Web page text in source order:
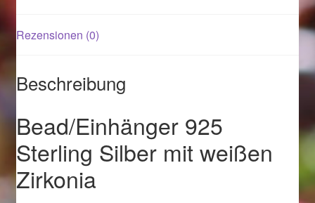
Magisches und Festliches zu Halloween 2021
Logout
Ostergeschenke finden für Ostern 2015
Rezensionen (0)
Beschreibung
Bead/Einhänger 925
Sterling Silber mit weißen
Zirkonia